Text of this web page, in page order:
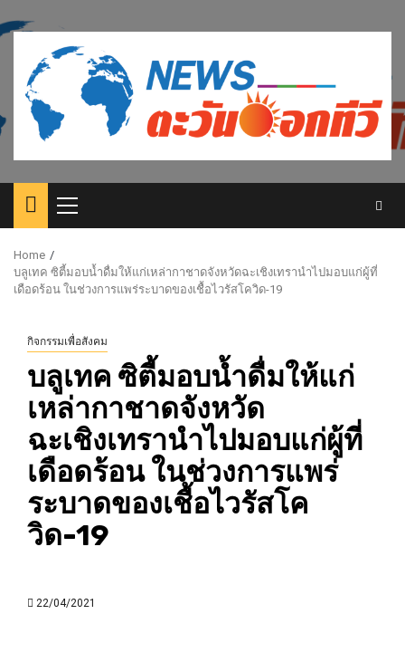
to
content
Primary
Menu
Home
บลูเทค ซิตี้มอบน้ำดื่มให้แก่เหล่ากาชาดจังหวัดฉะเชิงเทรานำไปมอบแก่ผู้ที่
เดือดร้อน ในช่วงการแพร่ระบาดของเชื้อไวรัสโควิด-19
กิจกรรมเพื่อสังคม
บลูเทค ซิตี้มอบน้ำดื่มให้แก่
เหล่ากาชาดจังหวัด
ฉะเชิงเทรานำไปมอบแก่ผู้ที่
เดือดร้อน ในช่วงการแพร่
ระบาดของเชื้อไวรัสโค
วิด-19
22/04/2021